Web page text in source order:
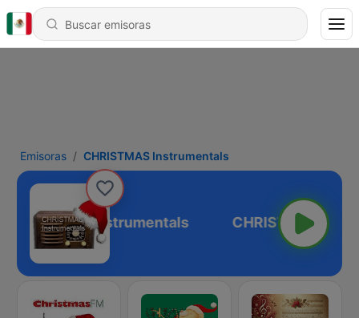
Emisoras CHRISTMAS Instrumentals
Instrumentals